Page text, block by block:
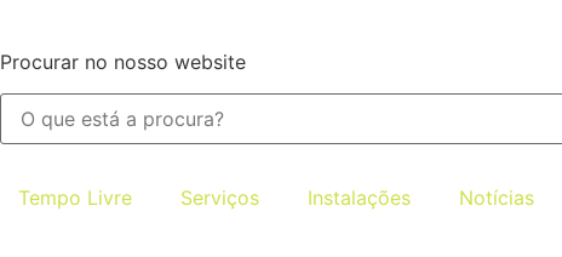
Procurar no nosso website
Tempo Livre Serviços Instalações Notícias